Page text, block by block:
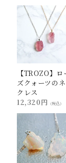
【TROZO】ロ
ズクォーツのネ
クレス
12,320円
(税込)